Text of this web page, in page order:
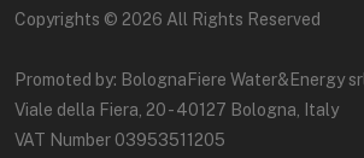
Copyrights © 2026 All Rights Reserved
Promoted by: BolognaFiere Water&Energy srl
Viale della Fiera, 20 - 40127 Bologna, Italy
VAT Number 03953511205